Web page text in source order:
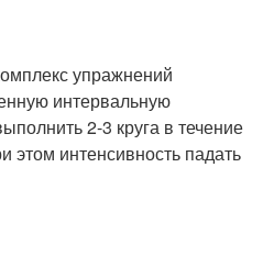
упражнений
интервальную
2-3 круга в течение
этом интенсивность падать